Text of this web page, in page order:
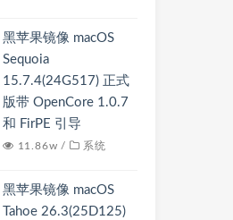
黑苹果镜像 macOS
Sequoia
15.7.4(24G517) 正式
版带 OpenCore 1.0.7
和 FirPE 引导
11.86w / 系统
黑苹果镜像 macOS
Tahoe 26.3(25D125)